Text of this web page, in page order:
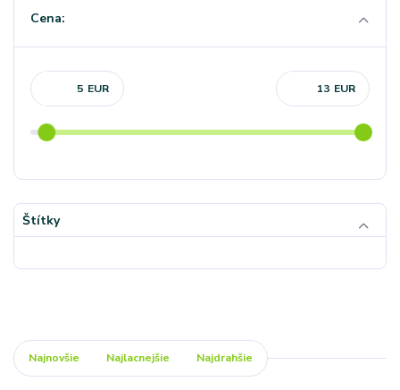
Cena:
EUR EUR
Štítky
Najnovšie Najlacnejšie Najdrahšie